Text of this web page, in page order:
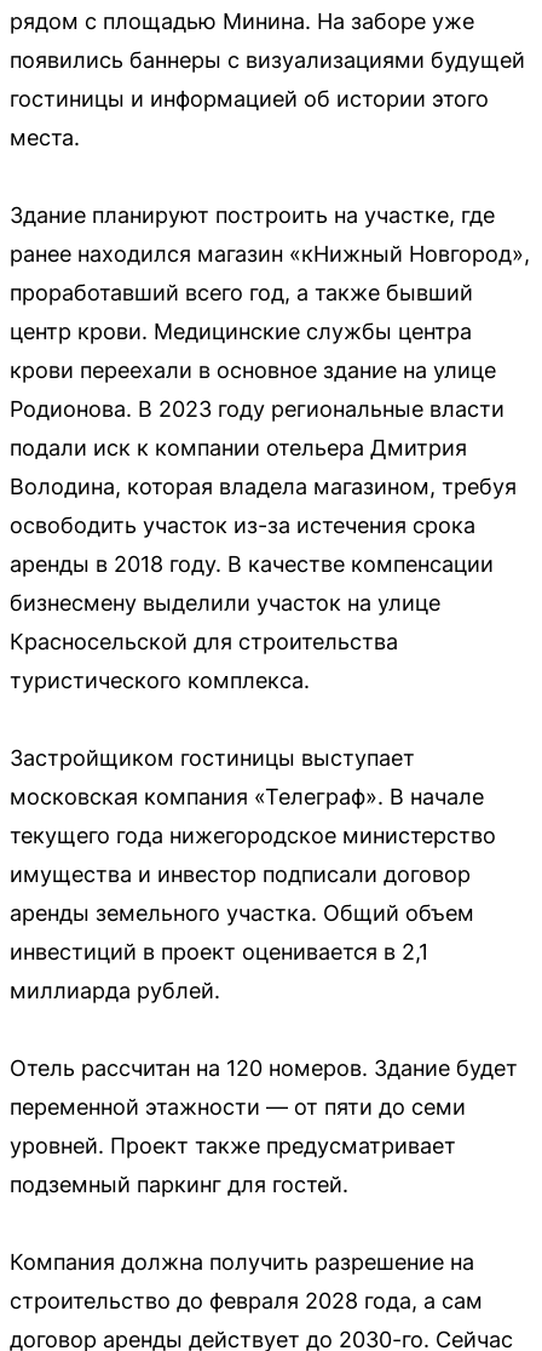
рядом с площадью Минина. На заборе уже
появились баннеры с визуализациями будущей
гостиницы и информацией об истории этого
места.
Здание планируют построить на участке, где
ранее находился магазин «кНижный Новгород»,
проработавший всего год, а также бывший
центр крови. Медицинские службы центра
крови переехали в основное здание на улице
Родионова. В 2023 году региональные власти
подали иск к компании отельера Дмитрия
Володина, которая владела магазином, требуя
освободить участок из-за истечения срока
аренды в 2018 году. В качестве компенсации
бизнесмену выделили участок на улице
Красносельской для строительства
туристического комплекса.
Застройщиком гостиницы выступает
московская компания «Телеграф». В начале
текущего года нижегородское министерство
имущества и инвестор подписали договор
аренды земельного участка. Общий объем
инвестиций в проект оценивается в 2,1
миллиарда рублей.
Отель рассчитан на 120 номеров. Здание будет
переменной этажности — от пяти до семи
уровней. Проект также предусматривает
подземный паркинг для гостей.
Компания должна получить разрешение на
строительство до февраля 2028 года, а сам
договор аренды действует до 2030-го. Сейчас